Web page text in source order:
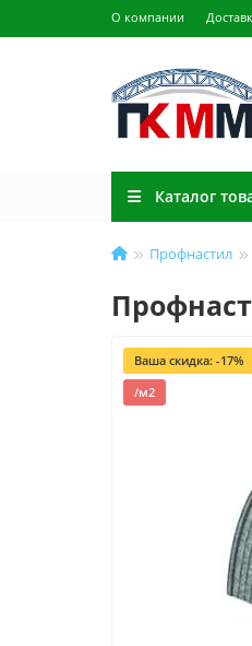
О компании
Каталог
Профнастил
Ваша скидка: -17%
/м2